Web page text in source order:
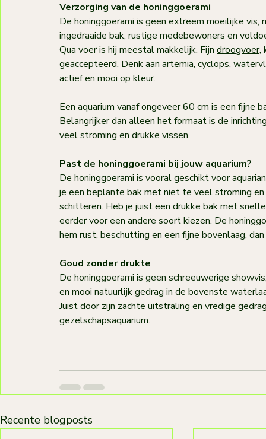
Verzorging van de honinggoerami
De honinggoerami is geen extreem moeilijke
ingedraaide bak, rustige medebewoners en
Qua voer is hij meestal makkelijk. Fijn droogvoer,
geaccepteerd. Denk aan artemia, cyclops,
actief en mooi op kleur.
Een aquarium vanaf ongeveer 60 cm is een
Belangrijker dan alleen het formaat is de
veel stroming en drukke vissen.
Past de honinggoerami bij jouw aquarium?
De honinggoerami is vooral geschikt voor
je een beplante bak met niet te veel stroming
schitteren. Heb je juist een drukke bak met
eerder voor een andere soort kiezen. De
hem rust, beschutting en een fijne bovenlaag,
Goud zonder drukte
De honinggoerami is geen schreeuwerige
en mooi natuurlijk gedrag in de bovenste
Juist door zijn zachte uitstraling en vredige
gezelschapsaquarium.
Recente blogposts